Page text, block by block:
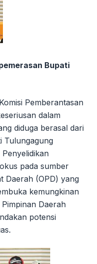
Bupati
Pemberantasan
dalam
diduga berasal dari
Tulungagung
pada sumber
Daerah (OPD) yang
kemungkinan
Daerah
potensi